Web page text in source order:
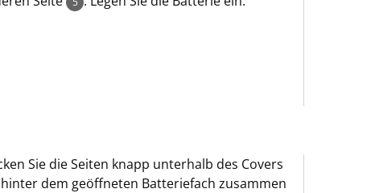
Sie die Seiten knapp unterhalb des Covers
dem geöffneten Batteriefach zusammen